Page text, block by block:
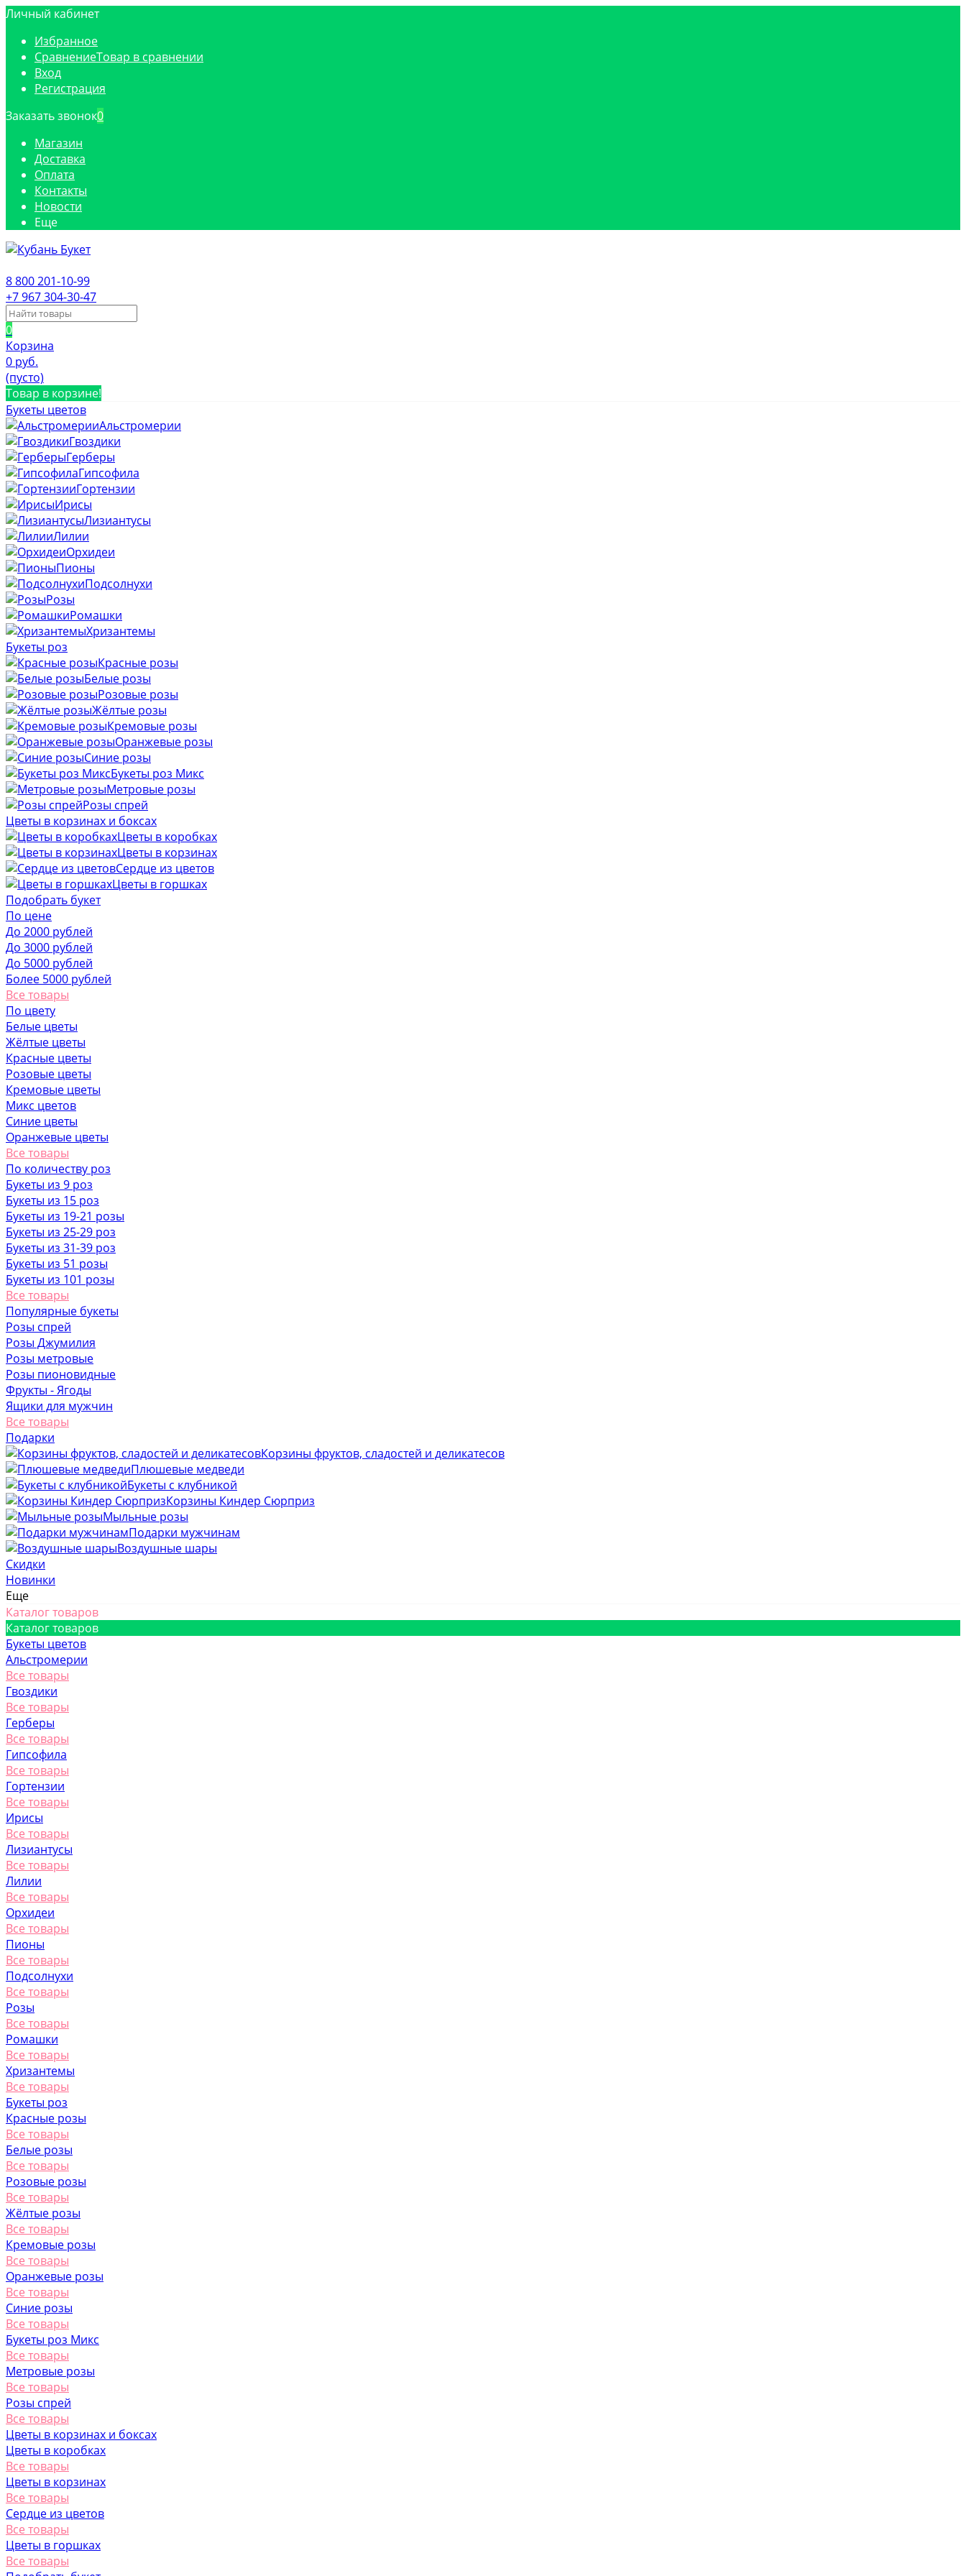
Личный кабинет
Избранное
СравнениеТовар в сравнении
Вход
Регистрация
Заказать звонок0
Магазин
Доставка
Оплата
Контакты
Новости
Еще
8 800 201-10-99
+7 967 304-30-47
0
Корзина
0 руб.
(пусто)
Товар в корзине!
Букеты цветов
Альстромерии
Гвоздики
Герберы
Гипсофила
Гортензии
Ирисы
Лизиантусы
Лилии
Орхидеи
Пионы
Подсолнухи
Розы
Ромашки
Хризантемы
Букеты роз
Красные розы
Белые розы
Розовые розы
Жёлтые розы
Кремовые розы
Оранжевые розы
Синие розы
Букеты роз Микс
Метровые розы
Розы спрей
Цветы в корзинах и боксах
Цветы в коробках
Цветы в корзинах
Сердце из цветов
Цветы в горшках
Подобрать букет
По цене
До 2000 рублей
До 3000 рублей
До 5000 рублей
Более 5000 рублей
Все товары
По цвету
Белые цветы
Жёлтые цветы
Красные цветы
Розовые цветы
Кремовые цветы
Микс цветов
Синие цветы
Оранжевые цветы
Все товары
По количеству роз
Букеты из 9 роз
Букеты из 15 роз
Букеты из 19-21 розы
Букеты из 25-29 роз
Букеты из 31-39 роз
Букеты из 51 розы
Букеты из 101 розы
Все товары
Популярные букеты
Розы спрей
Розы Джумилия
Розы метровые
Розы пионовидные
Фрукты - Ягоды
Ящики для мужчин
Все товары
Подарки
Корзины фруктов, сладостей и деликатесов
Плюшевые медведи
Букеты с клубникой
Корзины Киндер Сюрприз
Мыльные розы
Подарки мужчинам
Воздушные шары
Скидки
Новинки
Еще
Каталог товаров
Каталог товаров
Букеты цветов
Альстромерии
Все товары
Гвоздики
Все товары
Герберы
Все товары
Гипсофила
Все товары
Гортензии
Все товары
Ирисы
Все товары
Лизиантусы
Все товары
Лилии
Все товары
Орхидеи
Все товары
Пионы
Все товары
Подсолнухи
Все товары
Розы
Все товары
Ромашки
Все товары
Хризантемы
Все товары
Букеты роз
Красные розы
Все товары
Белые розы
Все товары
Розовые розы
Все товары
Жёлтые розы
Все товары
Кремовые розы
Все товары
Оранжевые розы
Все товары
Синие розы
Все товары
Букеты роз Микс
Все товары
Метровые розы
Все товары
Розы спрей
Все товары
Цветы в корзинах и боксах
Цветы в коробках
Все товары
Цветы в корзинах
Все товары
Сердце из цветов
Все товары
Цветы в горшках
Все товары